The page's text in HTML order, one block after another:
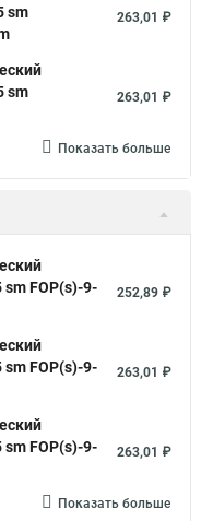
sm
263,01 ₽
sm
263,01 ₽
Показать больше
sm FOP(s)-9-
252,89 ₽
sm FOP(s)-9-
263,01 ₽
sm FOP(s)-9-
263,01 ₽
Показать больше